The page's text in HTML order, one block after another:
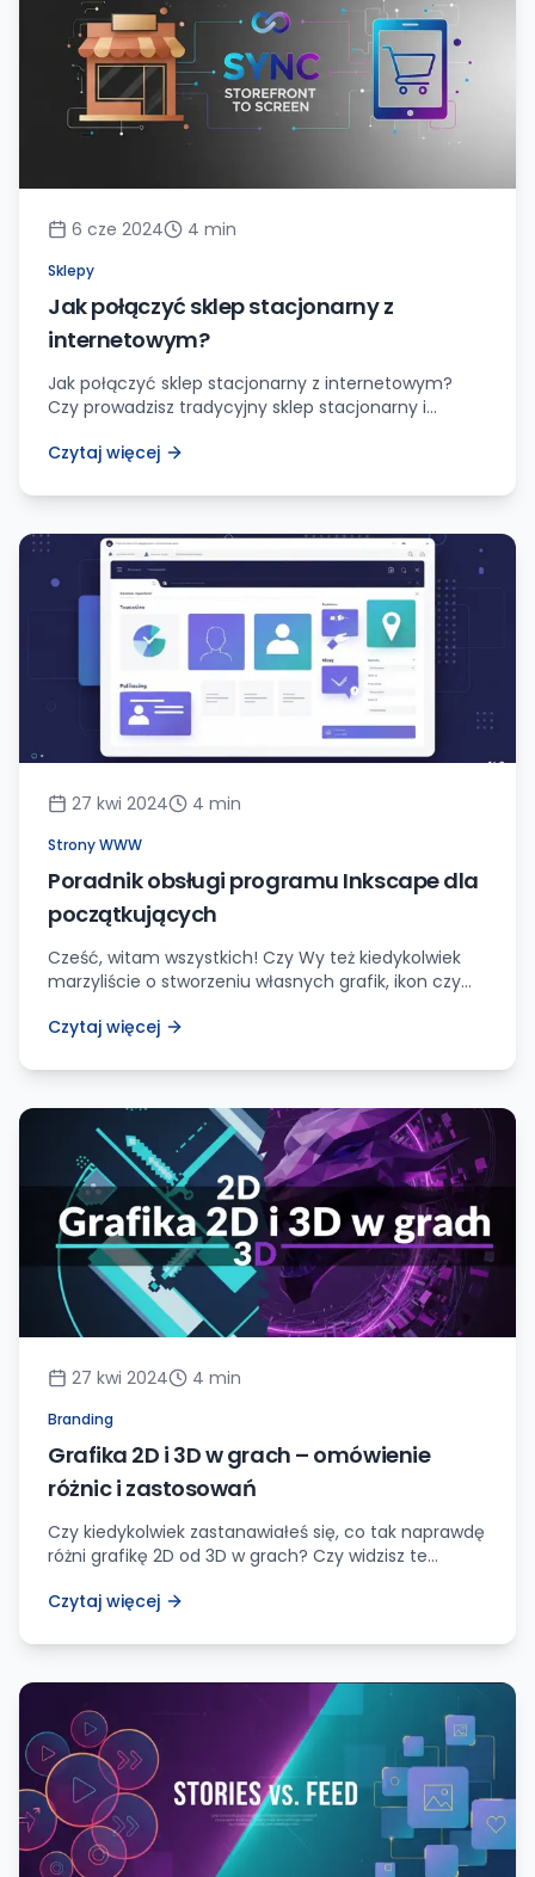
6 cze 2024 4 min
Sklepy
Jak połączyć sklep stacjonarny z
internetowym?
Jak połączyć sklep stacjonarny z internetowym?
Czy prowadzisz tradycyjny sklep stacjonarny i
świata online? A może masz już sklep internetowy i
sprzedaży? Połączenie tych dwóch kanałów
biznesu. Jako właściciel sklepu wiem, jak ważna jest
[…]
Czytaj więcej
27 kwi 2024 4 min
Strony WWW
Poradnik obsługi programu Inkscape dla
początkujących
Cześć, witam wszystkich! Czy Wy też kiedykolwiek
marzyliście o stworzeniu własnych grafik, ikon czy
niezwykłym i darmowym programie o nazwie
różdżka, która pozwala nam przejść od wizji do
się nieco skomplikowany, spokojnie – […]
Czytaj więcej
27 kwi 2024 4 min
Branding
Grafika 2D i 3D w grach – omówienie
różnic i zastosowań
Czy kiedykolwiek zastanawiałeś się, co tak naprawdę
różni grafikę 2D od 3D w grach? Czy widzisz te
przyjmujesz je jako oczywiste? Jako doświadczony
znacząco różnią się od siebie, a ich odpowiednie
Czytaj więcej